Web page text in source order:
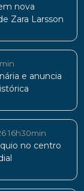
nova
Zara Larsson
e anuncia
16h30min
no centro